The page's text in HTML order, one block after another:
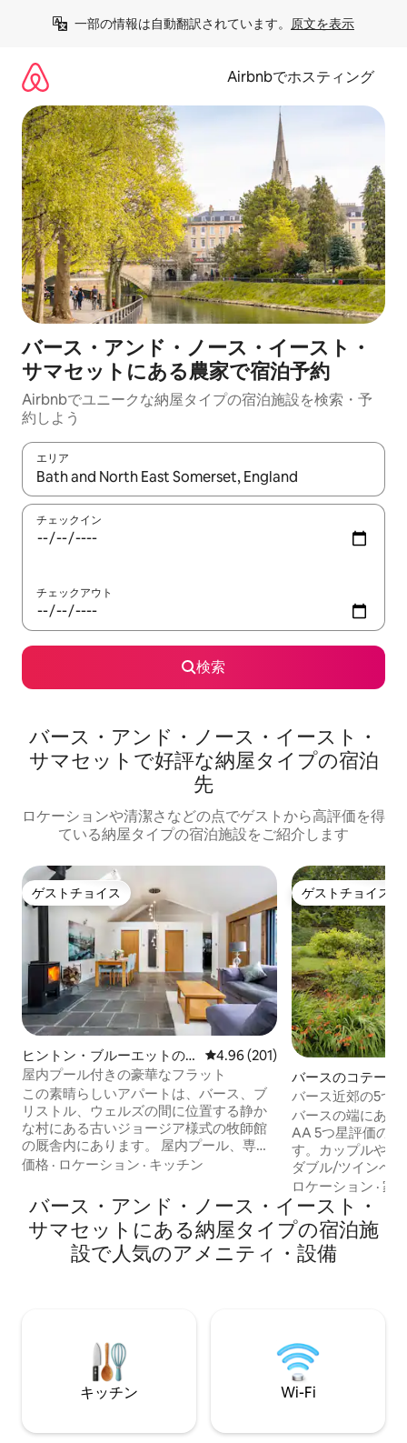
一部の情報は自動翻訳されています。 原文を表示
Airbnbでホスティング
バース・アンド・ノース・イースト・
サマセットにある農家で宿泊予約
Airbnbでユニークな納屋タイプの宿泊施設を検索・予
約しよう
エリア
検索結果が表示されたら、上下の矢印キーを使って移動するか
チェックイン
チェックアウト
検索
バース・アンド・ノース・イースト・
サマセットで好評な納屋タイプの宿泊
先
ロケーションや清潔さなどの点でゲストから高評価を得
ている納屋タイプの宿泊施設をご紹介します
ゲストチョイス
ゲストチョイス
ヒントン・ブルーエットの
マンション・アパート
レビュー201件、5つ星中4.96つ
4.96 (201)
屋内プール付きの豪華なフラット
この素晴らしいアパートは、バース、ブ
リストル、ウェルズの間に位置する静か
な村にある古いジョージア様式の牧師館
の厩舎内にあります。 屋内プール、専用
の中庭と庭園、お車2台分の駐車場を備え
らす贅沢さと、完全にモダンなフラット
がもたらす利便性を兼ね備えています。
また、私道の終わりからわずか数ヤード
の場所に、水曜日から日曜日まで営業す
る居心地の良いパブがあり、近くには他
価格 · ロケーション · キッチン
ゲストチョイス
ゲストチョイス
バースのコテージ
バース近郊の5つ
レー
バースの端にある
AA 5つ星評価の
す。カップルや若
ダブル/ツインベ
ベッド、ポータ
ドを備えた特大
可能） 広いリビ
シャワー/トイレ
速ブロードバン
+人気パブ、イフ
ー城。
ロケーション ·家
バース・アンド・ノース・イースト・
サマセットにある納屋タイプの宿泊施
設で人気のアメニティ・設備
キッチン Wi-Fi